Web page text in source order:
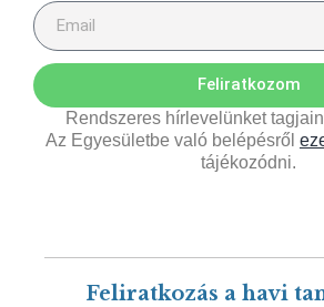
Feliratkozom
Rendszeres hírlevelünket
Az Egyesületbe való belépésről
tájékozódni.
Feliratkozás a havi